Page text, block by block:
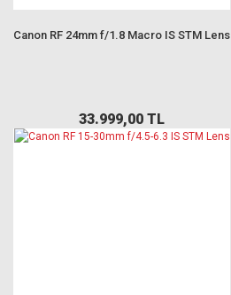
Canon RF 24mm f/1.8 Macro IS STM Lens
33.999,00 TL